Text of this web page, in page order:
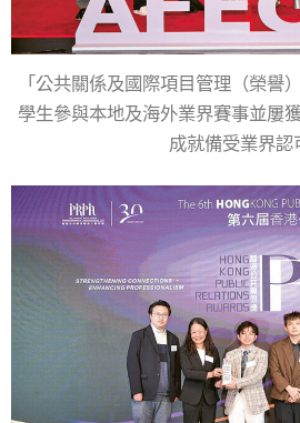
「公共關係及國際項目管理（榮譽
學生參與本地及海外業界賽事並屢
成就備受業界認